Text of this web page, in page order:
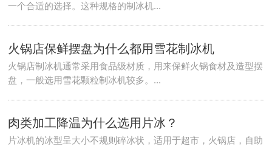
一个合适的选择。这种规格的制冰机...
火锅店保鲜摆盘为什么都用雪花制冰机
火锅店制冰机通常采用食品级材质，用来保鲜火锅食材及造型摆
盘，一般选用雪花颗粒制冰机较多。‌...
肉类加工降温为什么选用片冰？
片冰机的冰型呈大小不规则碎冰状，适用于超市，火锅店，自助